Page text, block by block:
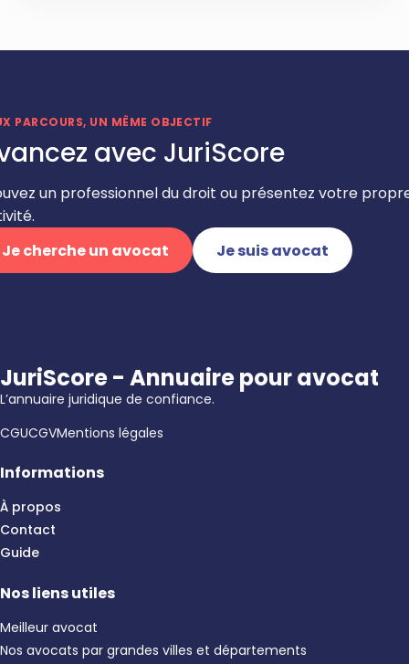
PARCOURS, UN MÊME OBJECTIF
avec JuriScore
un professionnel du droit ou présentez votre
Je cherche un avocat
Je suis avocat
JuriScore - Annuaire pour avocat
L’annuaire juridique de confiance.
CGUCGVMentions légales
Informations
À propos
Contact
Guide
Nos liens utiles
Meilleur avocat
Nos avocats par grandes villes et départements